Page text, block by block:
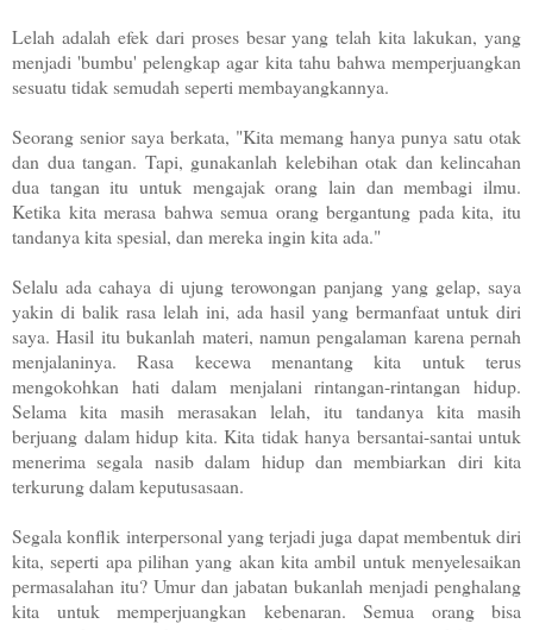
Lelah adalah efek dari proses besar yang telah kita lakukan, yang
menjadi 'bumbu' pelengkap agar kita tahu bahwa memperjuangkan
sesuatu tidak semudah seperti membayangkannya.
Seorang senior saya berkata, "Kita memang hanya punya satu otak
dan dua tangan. Tapi, gunakanlah kelebihan otak dan kelincahan
dua tangan itu untuk mengajak orang lain dan membagi ilmu.
Ketika kita merasa bahwa semua orang bergantung pada kita, itu
tandanya kita spesial, dan mereka ingin kita ada."
Selalu ada cahaya di ujung terowongan panjang yang gelap, saya
yakin di balik rasa lelah ini, ada hasil yang bermanfaat untuk diri
saya. Hasil itu bukanlah materi, namun pengalaman karena pernah
menjalaninya. Rasa kecewa menantang kita untuk terus
mengokohkan hati dalam menjalani rintangan-rintangan hidup.
Selama kita masih merasakan lelah, itu tandanya kita masih
berjuang dalam hidup kita. Kita tidak hanya bersantai-santai untuk
menerima segala nasib dalam hidup dan membiarkan diri kita
terkurung dalam keputusasaan.
Segala konflik interpersonal yang terjadi juga dapat membentuk diri
kita, seperti apa pilihan yang akan kita ambil untuk menyelesaikan
permasalahan itu? Umur dan jabatan bukanlah menjadi penghalang
kita untuk memperjuangkan kebenaran. Semua orang bisa